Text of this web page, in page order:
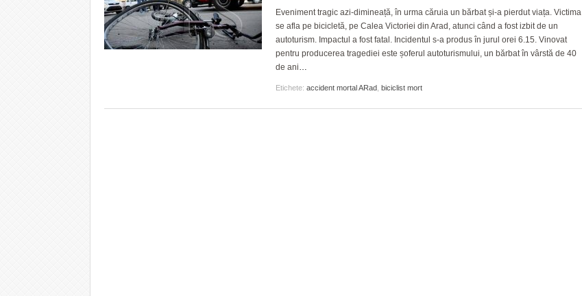
Eveniment tragic azi-dimineață, în urma căruia un bărbat și-a pierdut viața. Victima
se afla pe bicicletă, pe Calea Victoriei din Arad, atunci când a fost izbit de un
autoturism. Impactul a fost fatal. Incidentul s-a produs în jurul orei 6.15. Vinovat
pentru producerea tragediei este șoferul autoturismului, un bărbat în vârstă de 40
de ani…
Etichete: accident mortal ARad biciclist mort